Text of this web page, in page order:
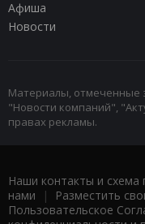
Афиша
Новости
Материалы, отмеченные
"Новости компаний",
правах рекламы.
Наши контакты и схема
нами | Разместить
Пользовательское